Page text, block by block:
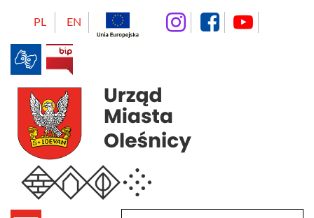
PL EN instagram
Wyszukaj